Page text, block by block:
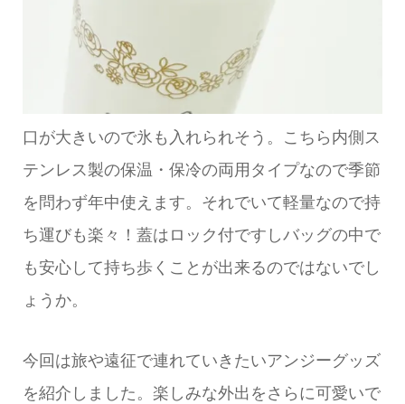
口が大きいので氷も入れられそう。こちら内側ス
テンレス製の保温・保冷の両用タイプなので季節
を問わず年中使えます。それでいて軽量なので持
ち運びも楽々！蓋はロック付ですしバッグの中で
も安心して持ち歩くことが出来るのではないでし
ょうか。
今回は旅や遠征で連れていきたいアンジーグッズ
を紹介しました。楽しみな外出をさらに可愛いで